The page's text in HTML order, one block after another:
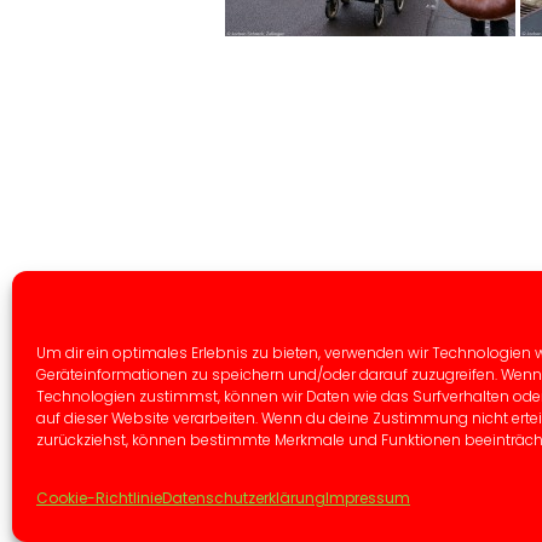
Um dir ein optimales Erlebnis zu bieten, verwenden wir Technologien
Geräteinformationen zu speichern und/oder darauf zuzugreifen.
Technologien zustimmst, können wir Daten wie das Surfverhalten
auf dieser Website verarbeiten. Wenn du deine Zustimmung nicht
zurückziehst, können bestimmte Merkmale und Funktionen
Cookie-RichtlinieDatenschutzerklärungImpressum
© 2026